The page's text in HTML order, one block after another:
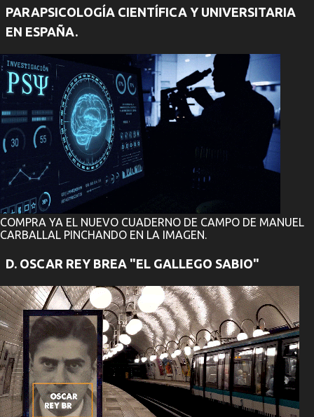
PARAPSICOLOGÍA CIENTÍFICA Y UNIVERSITARIA
EN ESPAÑA.
COMPRA YA EL NUEVO CUADERNO DE CAMPO DE MANUEL
CARBALLAL PINCHANDO EN LA IMAGEN.
D. OSCAR REY BREA "EL GALLEGO SABIO"